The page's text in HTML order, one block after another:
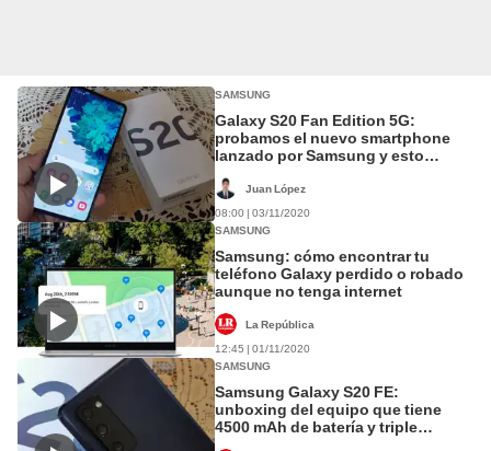
SAMSUNG
Galaxy S20 Fan Edition 5G:
probamos el nuevo smartphone
lanzado por Samsung y esto
Juan López
08:00 | 03/11/2020
SAMSUNG
Samsung: cómo encontrar tu
teléfono Galaxy perdido o robado
aunque no tenga internet
La República
12:45 | 01/11/2020
SAMSUNG
Samsung Galaxy S20 FE:
unboxing del equipo que tiene
4500 mAh de batería y triple